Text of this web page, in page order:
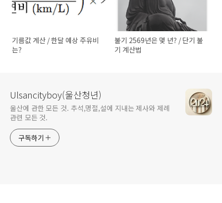
기름값 계산 / 한달 예상 주유비
는?
불기 2569년은 몇 년? / 단기 불
기 계산법
Ulsancityboy(울산청년)
울산에 관한 모든 것. 추석,명절,설에 지내는 제사와 제례
관련 모든 것.
구독하기